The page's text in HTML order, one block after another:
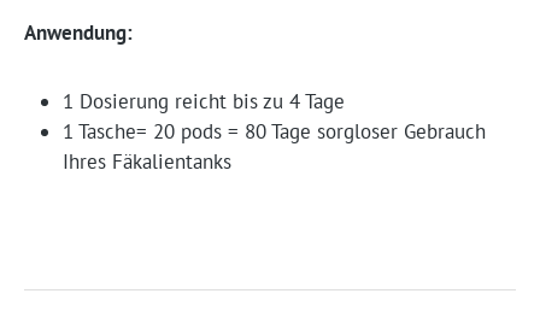
Anwendung:
1 Dosierung reicht bis zu 4 Tage
1 Tasche= 20 pods = 80 Tage sorgloser Gebrauch
Ihres Fäkalientanks